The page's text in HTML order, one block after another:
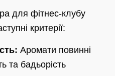
для фітнес-клубу
критерії:
Аромати повинні
та бадьорість